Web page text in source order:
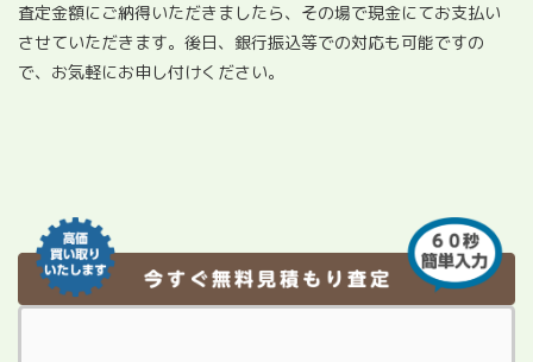
査定金額にご納得いただきましたら、その場で現金にてお支払い
させていただきます。後日、銀行振込等での対応も可能ですの
で、お気軽にお申し付けください。